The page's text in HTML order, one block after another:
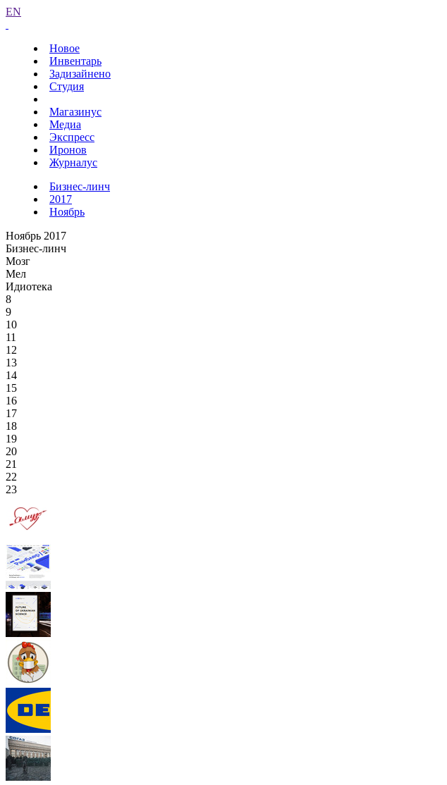
EN
Новое
Инвентарь
Задизайнено
Студия
Магазинус
Медиа
Экспресс
Иронов
Журналус
Бизнес-линч
2017
Ноябрь
Ноябрь 2017
Бизнес-линч
Мозг
Мел
Идиотека
8
9
10
11
12
13
14
15
16
17
18
19
20
21
22
23